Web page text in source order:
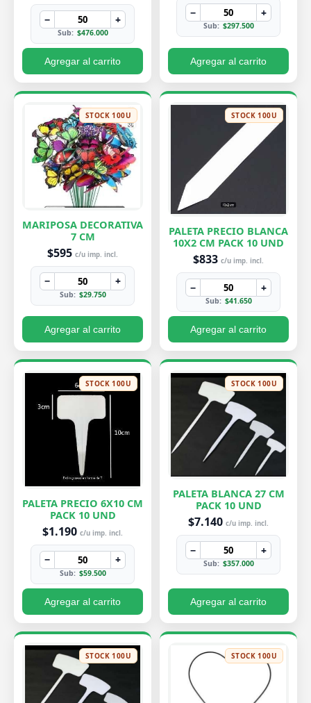
− +
Sub: $476.000
Agregar al carrito
− +
Sub: $297.500
Agregar al carrito
STOCK 100U
MARIPOSA DECORATIVA
7 CM
$595 c/u imp. incl.
− +
Sub: $29.750
Agregar al carrito
STOCK 100U
PALETA PRECIO BLANCA
10X2 CM PACK 10 UND
$833 c/u imp. incl.
− +
Sub: $41.650
Agregar al carrito
STOCK 100U
PALETA PRECIO 6X10 CM
PACK 10 UND
$1.190 c/u imp. incl.
− +
Sub: $59.500
Agregar al carrito
STOCK 100U
PALETA BLANCA 27 CM
PACK 10 UND
$7.140 c/u imp. incl.
− +
Sub: $357.000
Agregar al carrito
STOCK 100U STOCK 100U